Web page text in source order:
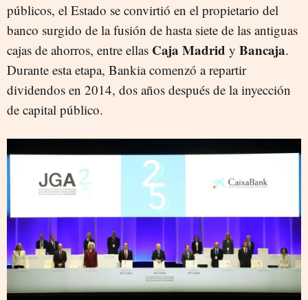
públicos, el Estado se convirtió en el propietario del
banco surgido de la fusión de hasta siete de las antiguas
cajas de ahorros, entre ellas Caja Madrid y Bancaja.
Durante esta etapa, Bankia comenzó a repartir
dividendos en 2014, dos años después de la inyección
de capital público.